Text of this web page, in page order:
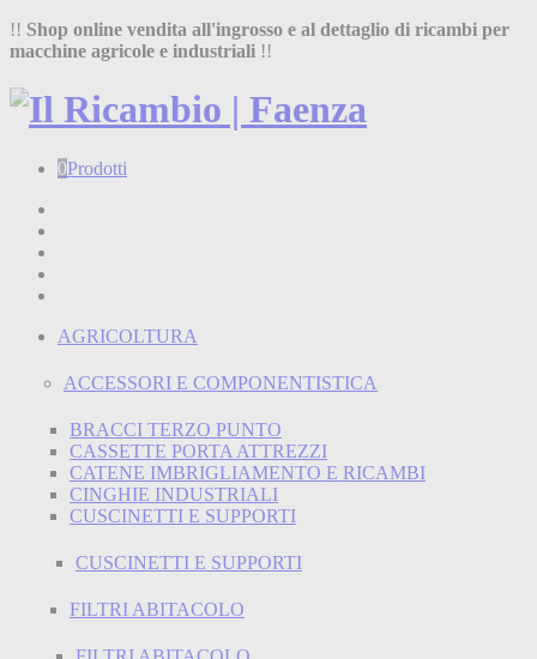
!! Shop online vendita all'ingrosso e al dettaglio di ricambi per
macchine agricole e industriali !!
0Prodotti
AGRICOLTURA
ACCESSORI E COMPONENTISTICA
BRACCI TERZO PUNTO
CASSETTE PORTA ATTREZZI
CATENE IMBRIGLIAMENTO E RICAMBI
CINGHIE INDUSTRIALI
CUSCINETTI E SUPPORTI
CUSCINETTI E SUPPORTI
FILTRI ABITACOLO